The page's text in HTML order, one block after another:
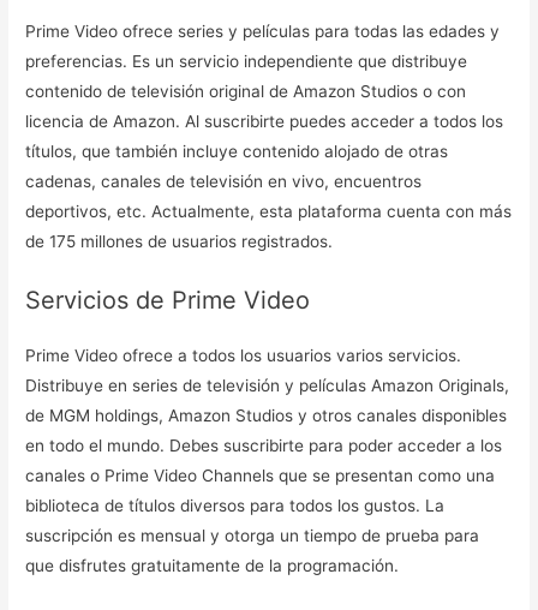
Prime Video ofrece series y películas para todas las edades y
preferencias. Es un servicio independiente que distribuye
contenido de televisión original de Amazon Studios o con
licencia de Amazon. Al suscribirte puedes acceder a todos los
títulos, que también incluye contenido alojado de otras
cadenas, canales de televisión en vivo, encuentros
deportivos, etc. Actualmente, esta plataforma cuenta con más
de 175 millones de usuarios registrados.
Servicios de Prime Video
Prime Video ofrece a todos los usuarios varios servicios.
Distribuye en series de televisión y películas Amazon Originals,
de MGM holdings, Amazon Studios y otros canales disponibles
en todo el mundo. Debes suscribirte para poder acceder a los
canales o Prime Video Channels que se presentan como una
biblioteca de títulos diversos para todos los gustos. La
suscripción es mensual y otorga un tiempo de prueba para
que disfrutes gratuitamente de la programación.